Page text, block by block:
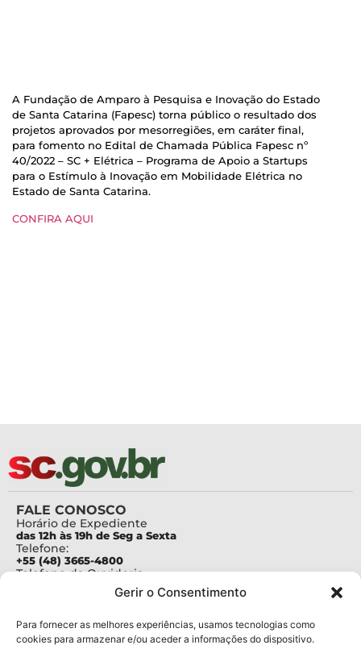
Gerir o Consentimento
Para fornecer as melhores experiências, usamos tecnologias como
cookies para armazenar e/ou aceder a informações do dispositivo.
A Fundação de Amparo à Pesquisa e Inovação do Estado
de Santa Catarina (Fapesc) torna público o resultado dos
projetos aprovados por mesorregiões, em caráter final,
para fomento no Edital de Chamada Pública Fapesc nº
40/2022 – SC + Elétrica – Programa de Apoio a Startups
para o Estímulo à Inovação em Mobilidade Elétrica no
Estado de Santa Catarina.
CONFIRA AQUI
FALE CONOSCO
Horário de Expediente
das 12h às 19h de Seg a Sexta
Telefone:
+55 (48) 3665-4800
Telefone da Ouvidoria
Para assuntos relacionados à Pesquisa
pesquisa@fapesc.sc.gov.br